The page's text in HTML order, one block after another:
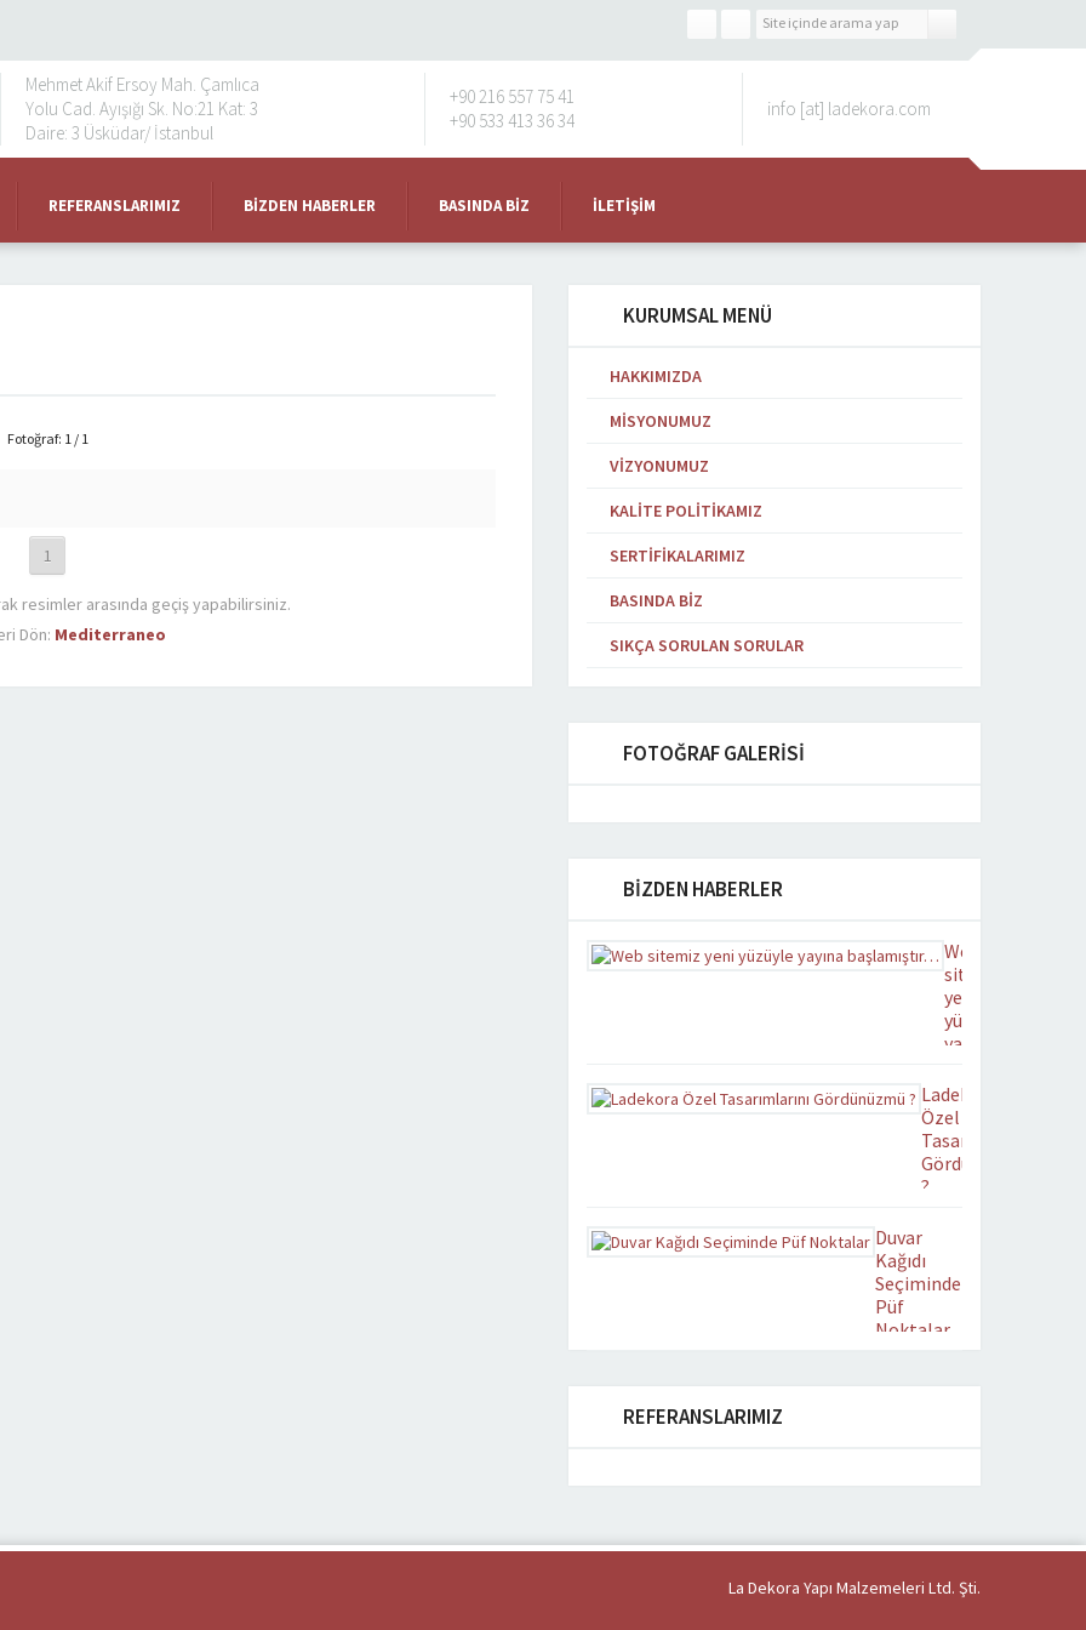
Mehmet Akif Ersoy Mah. Çamlıca
Yolu Cad. Ayışığı Sk. No:21 Kat: 3
Daire: 3 Üsküdar/ İstanbul
+90 216 557 75 41
+90 533 413 36 34
info [at] ladekora.com
REFERANSLARIMIZ BIZDEN HABERLER BASINDA BIZ İLETIŞIM
Fotoğraf: 1 / 1
1
resimler arasında geçiş yapabilirsiniz.
Dön: Mediterraneo
KURUMSAL MENÜ
HAKKIMIZDA
MISYONUMUZ
VIZYONUMUZ
KALITE POLITIKAMIZ
SERTIFIKALARIMIZ
BASINDA BIZ
SIKÇA SORULAN SORULAR
FOTOĞRAF GALERİSİ
BİZDEN HABERLER
Web
sitemiz
yeni
yüzüyle
yayına
Yenilenen
tasarımıyla
ladekora.com yayın
hayatına
Ladekora
Özel
Tasarımlarını
Gördünüzmü
?
tasarımlarımızdan
uygun
beğenerek
Ferahlatıcı
Duvar
Kağıdı
Seçiminde
Püf
Noktalar
duvar
verdiğimizde,
genelde
soracağımız
REFERANSLARIMIZ
La Dekora Yapı Malzemeleri Ltd. Şti.